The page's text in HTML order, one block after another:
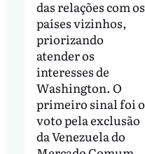
das relações com os
países vizinhos,
priorizando
atender os
interesses de
Washington. O
primeiro sinal foi o
voto pela exclusão
da Venezuela do